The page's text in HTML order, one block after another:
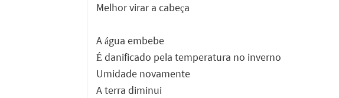
Melhor virar a cabeça
A água embebe
É danificado pela temperatura no inverno
Umidade novamente
A terra diminui